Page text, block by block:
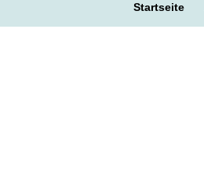
Startseite